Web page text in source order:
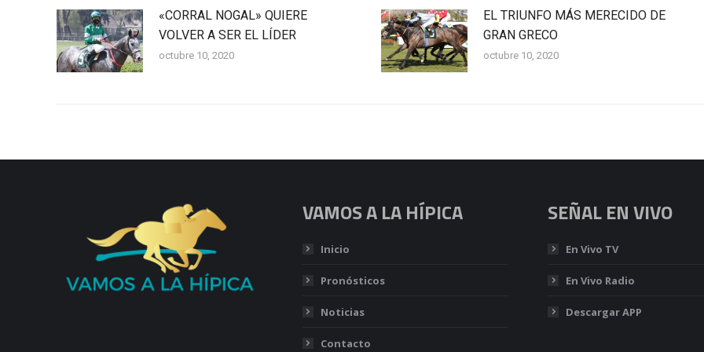
«CORRAL NOGAL» QUIERE
VOLVER A SER EL LÍDER
octubre 10, 2020
EL TRIUNFO MÁS MERECIDO DE
GRAN GRECO
octubre 10, 2020
VAMOS A LA HÍPICA
Inicio
Pronósticos
Noticias
Contacto
SEÑAL EN VIVO
En Vivo TV
En Vivo Radio
Descargar APP